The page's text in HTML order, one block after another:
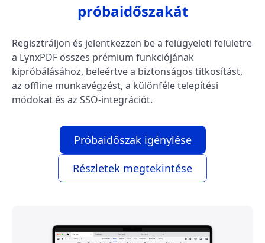
próbaidőszakát
Regisztráljon és jelentkezzen be a felügyeleti felületre
a LynxPDF összes prémium funkciójának
kipróbálásához, beleértve a biztonságos titkosítást,
az offline munkavégzést, a különféle telepítési
módokat és az SSO-integrációt.
Próbaidőszak igénylése
Részletek megtekintése